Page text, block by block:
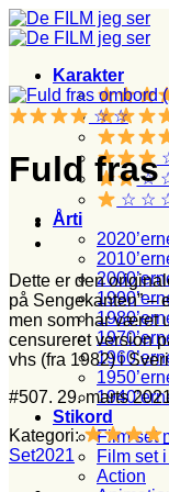
Fortsæt
til
Karakter
☆
☆ ☆
Årti
Stikord
Film set
Film set
Action
☆ ☆
Fuld fras
Dette er den
på Sengekanten” –
men som har været
censureret version
vhs (fra 1982) i
#507. 29. marts
Kategori:
Set2021